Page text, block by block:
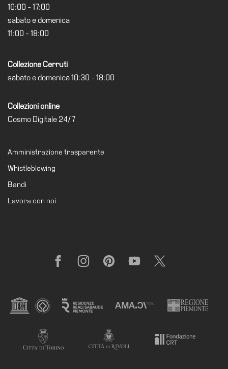
Biglietti
Shop
Area
Media
tuo
Amministrazione
trasparente
Whistleblowing
Sostieni
10:00 - 17:00
sabato e domenica
11:00 - 18:00
Collezione Cerruti
sabato e domenica 10:30 - 18:00
Collezioni online
Cosmo Digitale 24/7
Amministrazione trasparente
Whistleblowing
Bandi
Lavora con noi
FacebookInstagramPinterestYouTube X